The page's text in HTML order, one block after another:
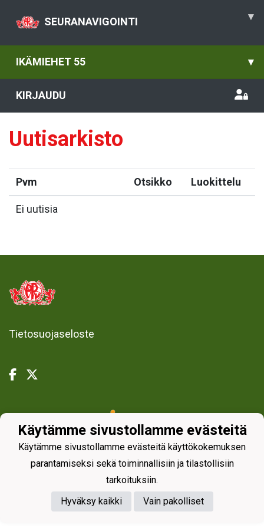
SEURANAVIGOINTI ▾
IKÄMIEHET 55 ▾
KIRJAUDU
Uutisarkisto
Pvm Otsikko Luokittelu
Ei uutisia
Tietosuojaseloste
Käytämme sivustollamme evästeitä
Käytämme sivustollamme evästeitä käyttökokemuksen
parantamiseksi sekä toiminnallisiin ja tilastollisiin
tarkoituksiin.
Hyväksy kaikki
Vain pakolliset